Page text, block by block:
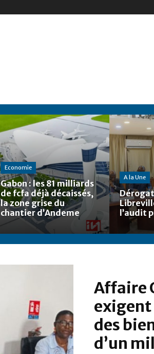
Economie
Gabon : les 81 milliards
de fcfa déjà décaissés,
la zone grise du
chantier d’Andeme
A la Une
l’audit
Affaire
des
d’un